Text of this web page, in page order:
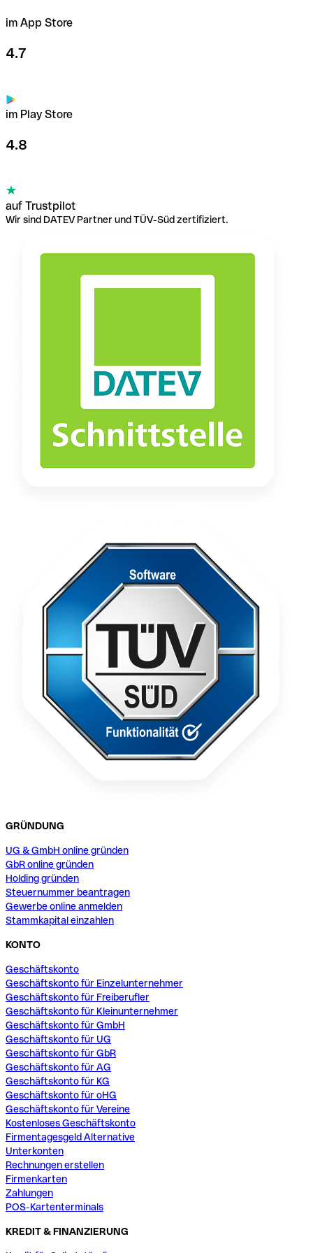
im App Store
4.7
im Play Store
4.8
auf Trustpilot
Wir sind DATEV Partner und TÜV-Süd zertifiziert.
GRÜNDUNG
UG & GmbH online gründen
GbR online gründen
Holding gründen
Steuernummer beantragen
Gewerbe online anmelden
Stammkapital einzahlen
KONTO
Geschäftskonto
Geschäftskonto für Einzelunternehmer
Geschäftskonto für Freiberufler
Geschäftskonto für Kleinunternehmer
Geschäftskonto für GmbH
Geschäftskonto für UG
Geschäftskonto für GbR
Geschäftskonto für AG
Geschäftskonto für KG
Geschäftskonto für oHG
Geschäftskonto für Vereine
Kostenloses Geschäftskonto
Firmentagesgeld Alternative
Unterkonten
Rechnungen erstellen
Firmenkarten
Zahlungen
POS-Kartenterminals
KREDIT & FINANZIERUNG